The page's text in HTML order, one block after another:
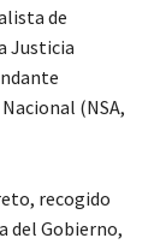
de
Justicia
(NSA,
recogido
del Gobierno,